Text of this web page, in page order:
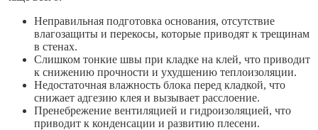
Неправильная подготовка основания, отсутствие
влагозащиты и перекосы, которые приводят к трещинам
в стенах.
Слишком тонкие швы при кладке на клей, что приводит
к снижению прочности и ухудшению теплоизоляции.
Недостаточная влажность блока перед кладкой, что
снижает адгезию клея и вызывает расслоение.
Пренебрежение вентиляцией и гидроизоляцией, что
приводит к конденсации и развитию плесени.